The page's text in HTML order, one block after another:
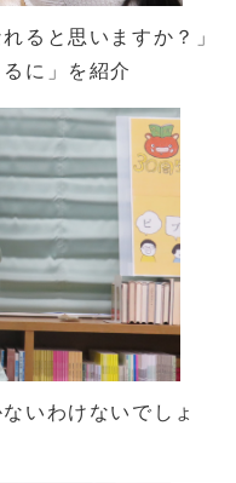
ると思いますか？」
に」を紹介
いわけないでしょ